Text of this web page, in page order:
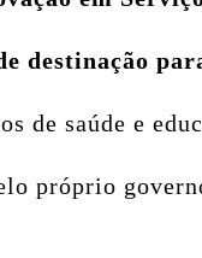
destinação
de saúde e
próprio